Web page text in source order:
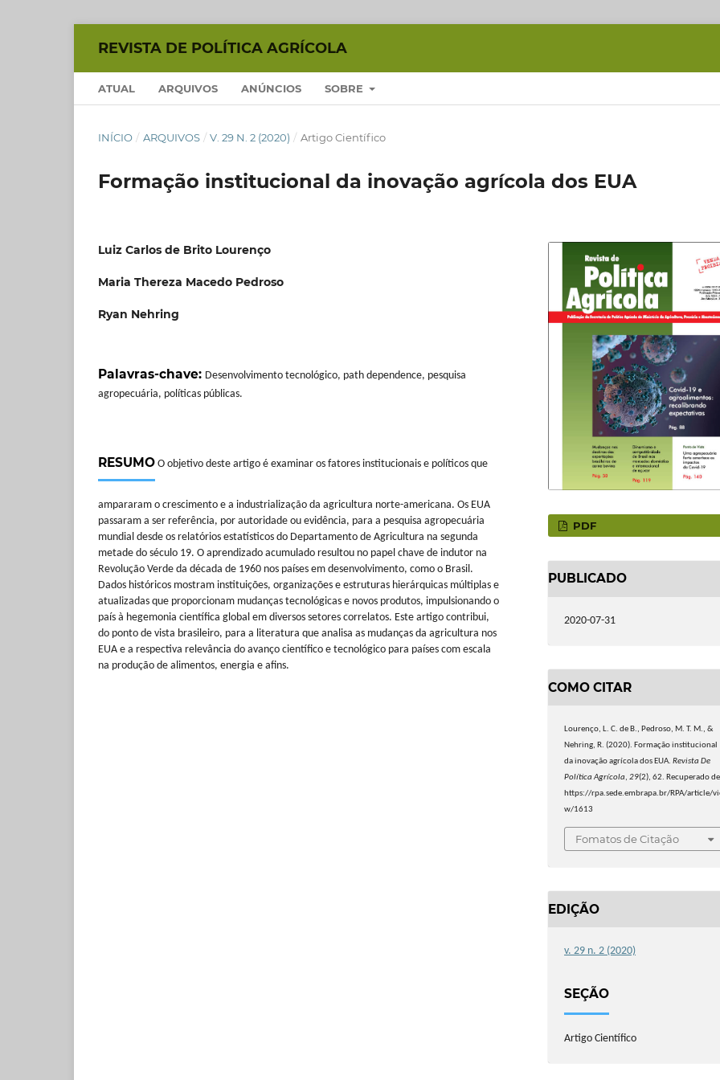
REVISTA DE POLÍTICA AGRÍCOLA
ATUAL ARQUIVOS ANÚNCIOS SOBRE
INÍCIO / ARQUIVOS / V. 29 N. 2 (2020) / Artigo Científico
Formação institucional da inovação agrícola dos EUA
Luiz Carlos de Brito Lourenço
Maria Thereza Macedo Pedroso
Ryan Nehring
Palavras-chave: Desenvolvimento tecnológico, path dependence, pesquisa
agropecuária, políticas públicas.
RESUMO O objetivo deste artigo é examinar os fatores institucionais e políticos que
ampararam o crescimento e a industrialização da agricultura norte-americana. Os EUA
passaram a ser referência, por autoridade ou evidência, para a pesquisa agropecuária
mundial desde os relatórios estatísticos do Departamento de Agricultura na segunda
metade do século 19. O aprendizado acumulado resultou no papel chave de indutor na
Revolução Verde da década de 1960 nos países em desenvolvimento, como o Brasil.
Dados históricos mostram instituições, organizações e estruturas hierárquicas múltiplas e
atualizadas que proporcionam mudanças tecnológicas e novos produtos, impulsionando o
país à hegemonia científica global em diversos setores correlatos. Este artigo contribui,
do ponto de vista brasileiro, para a literatura que analisa as mudanças da agricultura nos
EUA e a respectiva relevância do avanço científico e tecnológico para países com escala
na produção de alimentos, energia e afins.
PDF
PUBLICADO
2020-07-31
COMO CITAR
Lourenço, L. C. de B., Pedroso, M. T. M., &
Nehring, R. (2020). Formação institucional
da inovação agrícola dos EUA.Revista De
Política Agrícola,29(2), 62. Recuperado de
https://rpa.sede.embrapa.br/RPA/article/
w/1613
Fomatos de Citação
EDIÇÃO
v. 29 n. 2 (2020)
SEÇÃO
Artigo Científico